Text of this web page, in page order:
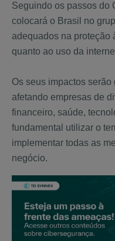
Seguindo os passos do
colocará o Brasil no
adequados na proteção
quanto ao uso da
Os seus impactos
afetando empresas de
financeiro, saúde,
fundamental utilizar o
implementar todas as
negócio.